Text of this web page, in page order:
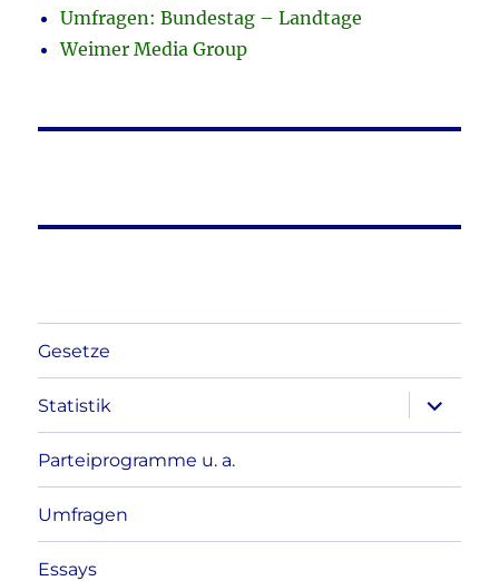
Umfragen: Bundestag – Landtage
Weimer Media Group
Gesetze
Statistik
anzeigen
Parteiprogramme u. a.
Umfragen
Essays